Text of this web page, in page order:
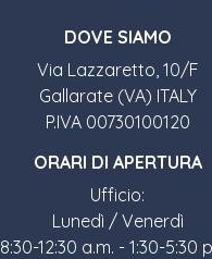
DOVE SIAMO
Via Lazzaretto, 10/F
Gallarate (VA) ITALY
P.IVA 00730100120
ORARI DI APERTURA
Ufficio:
Lunedì / Venerdì
8:30-12:30 a.m. - 1:30-5:30